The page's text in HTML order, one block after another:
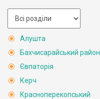
Алушта
Бахчисарайський район
Євпаторія
Керч
Красноперекопський